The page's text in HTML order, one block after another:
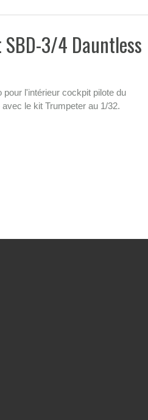
3/4 Dauntless
pour l'intérieur cockpit pilote du
le kit Trumpeter au 1/32.